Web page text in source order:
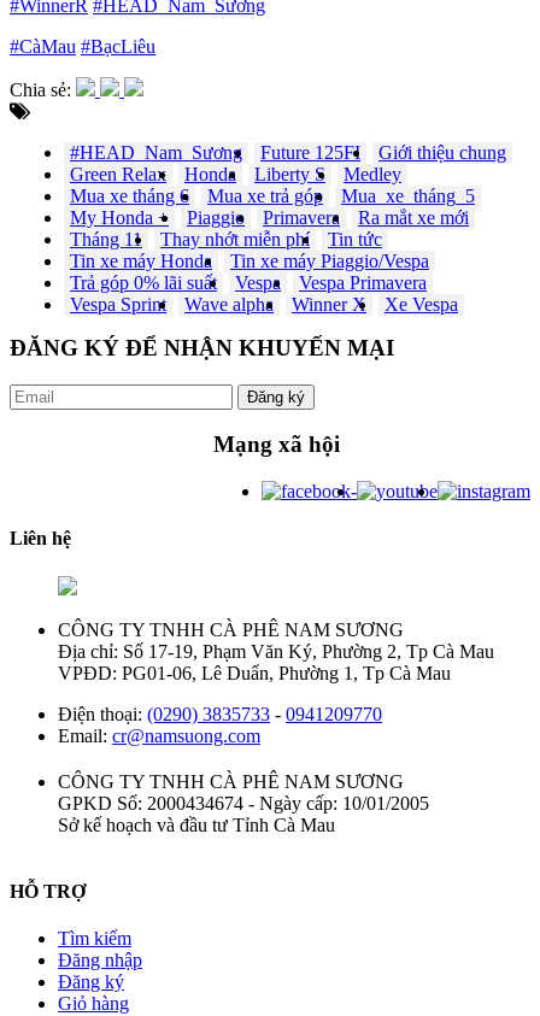
#WinnerR #HEAD_Nam_Sương
#CàMau #BạcLiêu
Chia sẻ:
#HEAD_Nam_Sương Future 125FI
Giới thiệu chung
Green Relax
Honda Liberty S
Medley
Mua xe tháng 6
Mua xe trả góp
Mua_xe_tháng_5
My Honda +
Piaggio Primavera
Ra mắt xe mới
Tháng 11
Thay nhớt miễn phí
Tin tức
Tin xe máy Honda
Tin xe máy Piaggio/Vespa
Trả góp 0% lãi suất
Vespa
Vespa Primavera
Vespa Sprint
Wave alpha Winner X Xe Vespa
ĐĂNG KÝ ĐỂ NHẬN KHUYẾN MẠI
Đăng ký
Mạng xã hội
Liên hệ
CÔNG TY TNHH CÀ PHÊ NAM SƯƠNG
Địa chỉ: Số 17-19, Phạm Văn Ký, Phường 2, Tp Cà Mau
VPĐD: PG01-06, Lê Duẩn, Phường 1, Tp Cà Mau
Điện thoại: (0290) 3835733 - 0941209770
Email: cr@namsuong.com
CÔNG TY TNHH CÀ PHÊ NAM SƯƠNG
GPKD Số: 2000434674 - Ngày cấp: 10/01/2005
Sở kế hoạch và đầu tư Tỉnh Cà Mau
HỖ TRỢ
Tìm kiếm
Đăng nhập
Đăng ký
Giỏ hàng